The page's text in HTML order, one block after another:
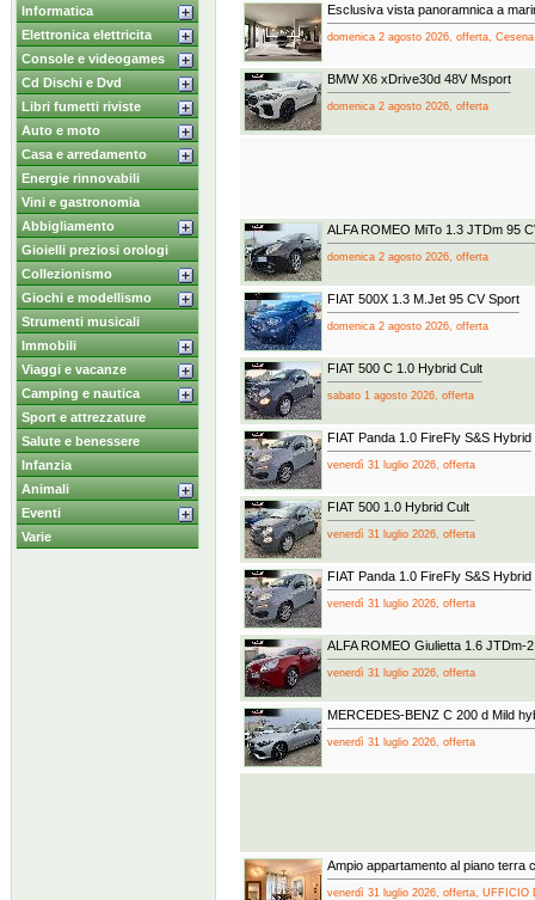
Informatica
Elettronica elettricita
Console e videogames
Cd Dischi e Dvd
Libri fumetti riviste
Auto e moto
Casa e arredamento
Energie rinnovabili
Vini e gastronomia
Abbigliamento
Gioielli preziosi orologi
Collezionismo
Giochi e modellismo
Strumenti musicali
Immobili
Viaggi e vacanze
Camping e nautica
Sport e attrezzature
Salute e benessere
Infanzia
Animali
Eventi
Varie
Esclusiva vista panoramnica a
domenica 2 agosto 2026, offerta, Cesena
BMW X6 xDrive30d 48V Msport
domenica 2 agosto 2026, offerta
ALFA ROMEO MiTo 1.3 JTDm 95
domenica 2 agosto 2026, offerta
FIAT 500X 1.3 M.Jet 95 CV Sport
domenica 2 agosto 2026, offerta
FIAT 500 C 1.0 Hybrid Cult
sabato 1 agosto 2026, offerta
FIAT Panda 1.0 FireFly S&S Hybrid
venerdì 31 luglio 2026, offerta
FIAT 500 1.0 Hybrid Cult
venerdì 31 luglio 2026, offerta
FIAT Panda 1.0 FireFly S&S Hybrid
venerdì 31 luglio 2026, offerta
ALFA ROMEO Giulietta 1.6 JTDm-
venerdì 31 luglio 2026, offerta
MERCEDES-BENZ C 200 d Mild
venerdì 31 luglio 2026, offerta
Ampio appartamento al piano terra
venerdì 31 luglio 2026, offerta, UFFICIO